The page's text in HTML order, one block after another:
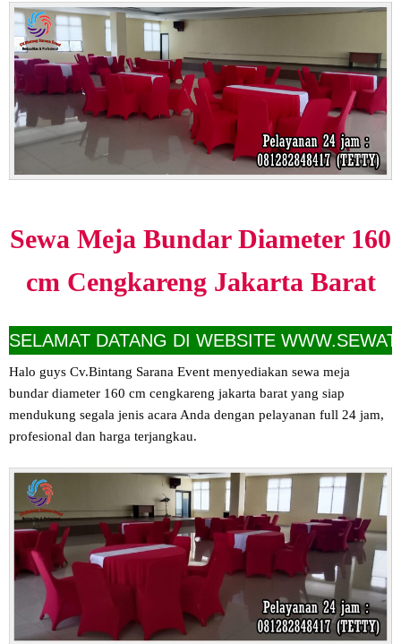
Sewa Meja Bundar Diameter 160
cm Cengkareng Jakarta Barat
DATANG DI WEBSITE
Halo guys Cv.Bintang Sarana Event menyediakan sewa meja
bundar diameter 160 cm cengkareng jakarta barat yang siap
mendukung segala jenis acara Anda dengan pelayanan full 24 jam,
profesional dan harga terjangkau.